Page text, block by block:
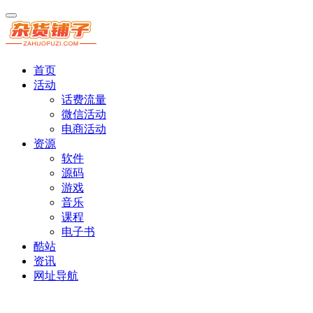
首页
活动
话费流量
微信活动
电商活动
资源
软件
源码
游戏
音乐
课程
电子书
酷站
资讯
网址导航